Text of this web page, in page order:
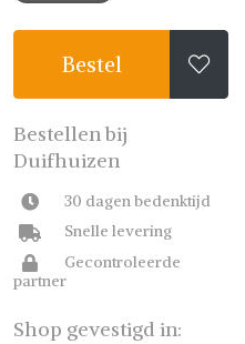
Bestel 
Bestellen bij
Duifhuizen
30 dagen bedenktijd
Snelle levering
Gecontroleerde
partner
Shop gevestigd in: